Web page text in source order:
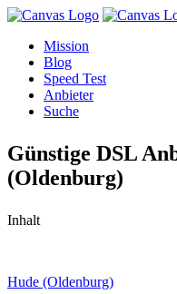
Mission
Blog
Speed Test
Anbieter
Suche
Günstige DSL
(Oldenburg)
Inhalt
Hude (Oldenburg)